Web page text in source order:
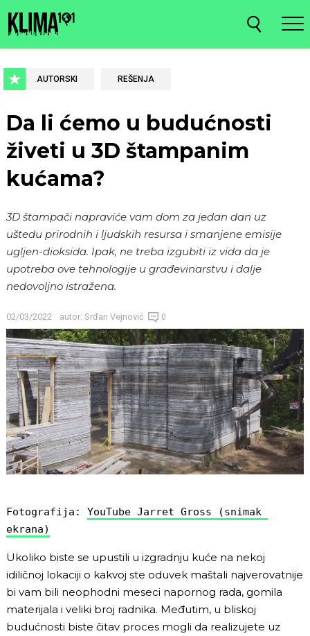
AUTORSKI REŠENJA
Da li ćemo u budućnosti
živeti u 3D štampanim
kućama?
3D štampači napraviće vam dom za jedan dan uz
uštedu prirodnih i ljudskih resursa i smanjene emisije
ugljen-dioksida. Ipak, ne treba izgubiti iz vida da je
upotreba ove tehnologije u građevinarstvu i dalje
nedovoljno istražena.
02/03/2022 autor: Srđan Vejnović 0
Fotografija: YouTube Jarret Gross (snimak
ekrana)
Ukoliko biste se upustili u izgradnju kuće na nekoj
idiličnoj lokaciji o kakvoj ste oduvek maštali najverovatnije
bi vam bili neophodni meseci napornog rada, gomila
materijala i veliki broj radnika. Međutim, u bliskoj
budućnosti biste čitav proces mogli da realizujete uz